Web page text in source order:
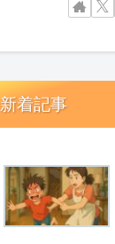
新着記事